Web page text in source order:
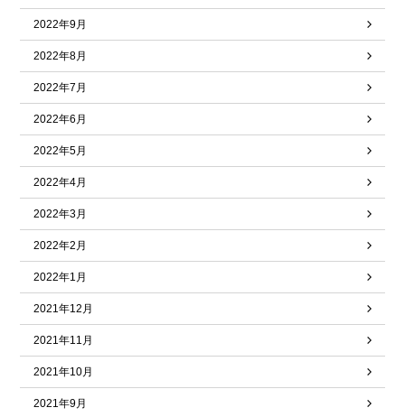
2022年9月
2022年8月
2022年7月
2022年6月
2022年5月
2022年4月
2022年3月
2022年2月
2022年1月
2021年12月
2021年11月
2021年10月
2021年9月